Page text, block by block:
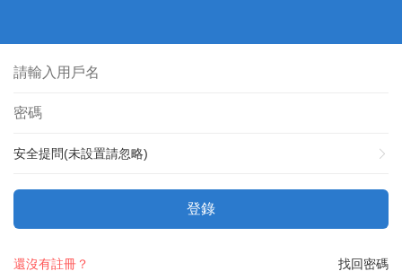
安全提問(未設置請忽略)
登錄
找回密碼
還沒有註冊？